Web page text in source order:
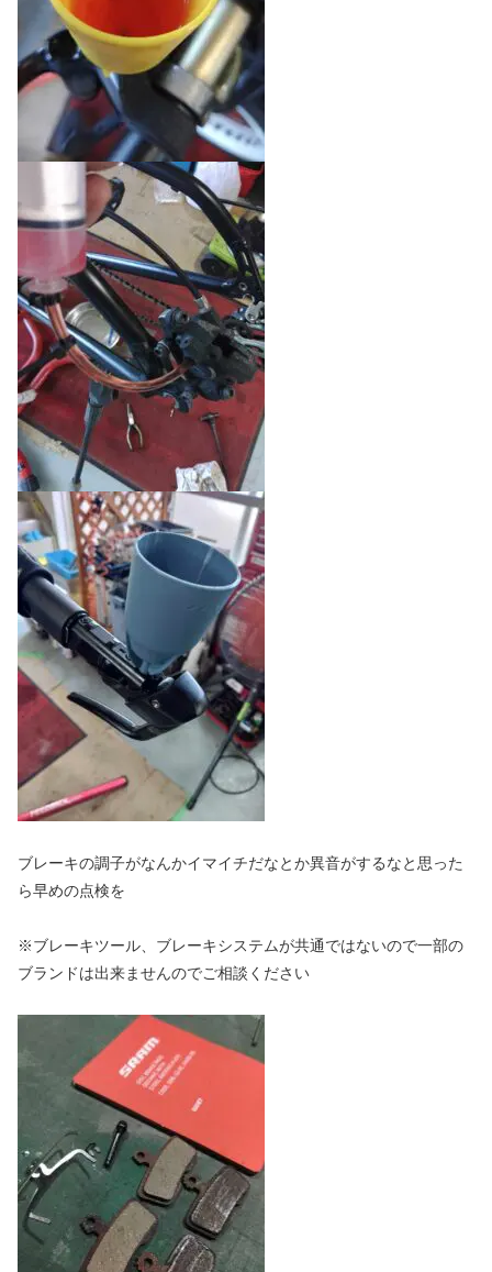
ブレーキの調子がなんかイマイチだなとか異音がするなと思った
ら早めの点検を
※ブレーキツール、ブレーキシステムが共通ではないので一部の
ブランドは出来ませんのでご相談ください